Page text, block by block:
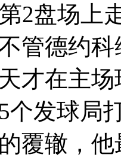
2盘场上
管德约
才在主
个发球局
覆辙，